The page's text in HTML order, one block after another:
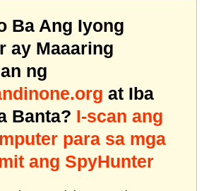
Ba Ang Iyong
ay Maaaring
ng
at Iba
Banta? I-scan ang
para sa mga
ang SpyHunter